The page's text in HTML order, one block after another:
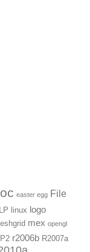
easter egg File
linux logo
mex opengl
r2006b R2007a